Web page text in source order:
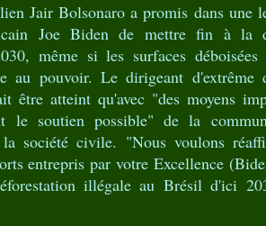
Jair Bolsonaro a promis dans une
Joe Biden de mettre fin à la
même si les surfaces déboisées
au pouvoir. Le dirigeant
être atteint qu'avec "des moyens
le soutien possible" de la
société civile. "Nous voulons
entrepris par votre Excellence
illégale au Brésil d'ici